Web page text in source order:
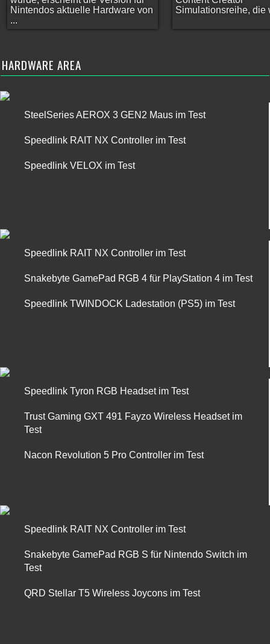
Nintendos aktuelle Hardware von
...
Simulationsreihe, die
HARDWARE AREA
SteelSeries AEROX 3 GEN2 Maus im Test
Speedlink RAIT NX Controller im Test
Speedlink VELOX im Test
Speedlink RAIT NX Controller im Test
Snakebyte GamePad RGB 4 für PlayStation 4 im Test
Speedlink TWINDOCK Ladestation (PS5) im Test
Speedlink Tyron RGB Headset im Test
Trust Gaming GXT 491 Fayzo Wireless Headset im
Test
Nacon Revolution 5 Pro Controller im Test
Speedlink RAIT NX Controller im Test
Snakebyte GamePad RGB S für Nintendo Switch im
Test
QRD Stellar T5 Wireless Joycons im Test